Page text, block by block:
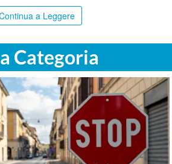
a Leggere
Categoria